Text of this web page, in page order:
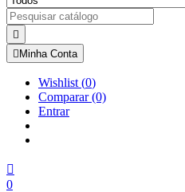

 Minha Conta
Wishlist (0)
Comparar(0)
Entrar

0